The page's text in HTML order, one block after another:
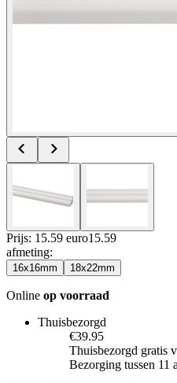
Prijs: 15.59 euro15.59
afmeting:
16x16mm 18x22mm
Online op voorraad
Thuisbezorgd
€39.95
Thuisbezorgd gratis
Bezorging tussen 11